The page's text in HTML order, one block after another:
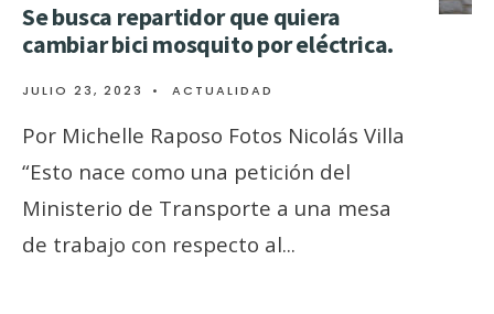
Se busca repartidor que quiera
cambiar bici mosquito por eléctrica.
JULIO 23, 2023 • ACTUALIDAD
Por Michelle Raposo Fotos Nicolás Villa
“Esto nace como una petición del
Ministerio de Transporte a una mesa
de trabajo con respecto al...